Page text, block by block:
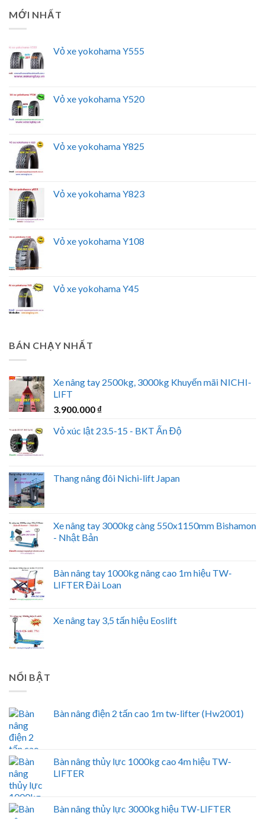
MỚI NHẤT
Vỏ xe yokohama Y555
Vỏ xe yokohama Y520
Vỏ xe yokohama Y825
Vỏ xe yokohama Y823
Vỏ xe yokohama Y108
Vỏ xe yokohama Y45
BÁN CHẠY NHẤT
Xe nâng tay 2500kg, 3000kg Khuyến mãi NICHI-
LIFT
3.900.000 ₫
Vỏ xúc lật 23.5-15 - BKT Ấn Độ
Thang nâng đôi Nichi-lift Japan
Xe nâng tay 3000kg càng 550x1150mm Bishamon
- Nhật Bản
Bàn nâng tay 1000kg nâng cao 1m hiệu TW-
LIFTER Đài Loan
Xe nâng tay 3,5 tấn hiệu Eoslift
NỔI BẬT
Bàn nâng điện 2 tấn cao 1m tw-lifter (Hw2001)
Bàn nâng thủy lực 1000kg cao 4m hiệu TW-
LIFTER
Bàn nâng thủy lực 3000kg hiệu TW-LIFTER